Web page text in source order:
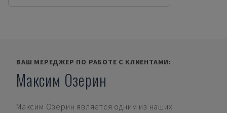
ВАШ МЕРЕДЖЕР ПО РАБОТЕ С КЛИЕНТАМИ:
Максим Озерин
Максим Озерин является одним из наших